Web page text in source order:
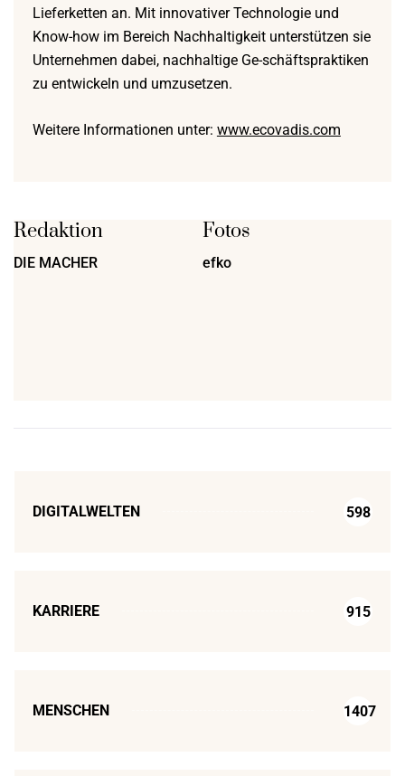
Lieferketten an. Mit innovativer Technologie und
Know-how im Bereich Nachhaltigkeit unterstützen sie
Unternehmen dabei, nachhaltige Ge-schäftspraktiken
zu entwickeln und umzusetzen.
Weitere Informationen unter: www.ecovadis.com
Redaktion
DIE MACHER
Fotos
efko
DIGITALWELTEN 598
KARRIERE 915
MENSCHEN 1407